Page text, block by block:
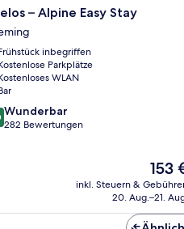
– Alpine Easy Stay
inbegriffen
Parkplätze
WLAN
Wunderbar
282 Bewertungen
Der
Preis
153
inkl. Steuern &
20. Aug.–21.